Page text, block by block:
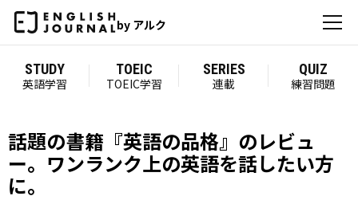
by アルク
STUDY
英語学習
TOEIC
TOEIC学習
SERIES
連載
QUIZ
練習問題
話題の書籍『英語の品格』のレビュ
ー。ワンランク上の英語を話したい方
に。